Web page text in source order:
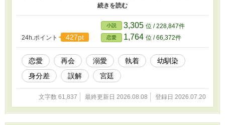
の内に秘められた一途すぎる重い愛、そして二人を阻む宮廷の陰
謀。本当の気持ちを隠したまま、二人の甘く切ないやり直しロマン
24h.ポイント 427pt
小説 3,305 位 / 228,847件
恋愛 1,764 位 / 66,372件
恋愛 再会 溺愛 執着
幼馴染
身分差
誤解 宮廷
文字数 61,837 最終更新日 2026.08.08 登録日 2026.07.20